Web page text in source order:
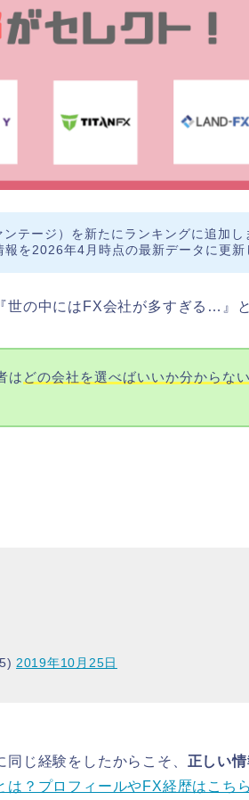
ンテージ）を新たにランキングに追加
を2026年4月時点の最新データに更新
『世の中にはFX会社が多すぎる…』
は どの会社を選べばいいか分からない
2019年10月25日
じ経験をしたからこそ、 正しい情
？プロフィールやFX経歴はこちら